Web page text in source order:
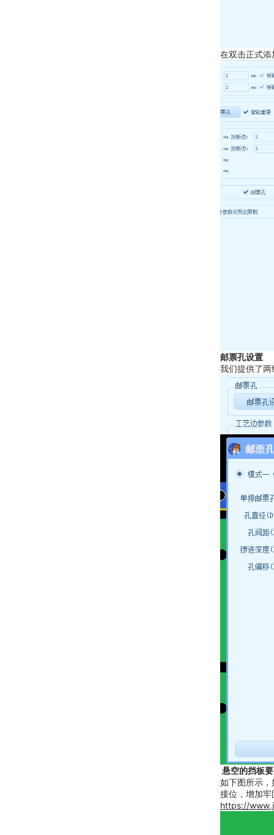
在双击正式
邮票孔设置
我们提供了
悬空的挡板
如下图所示
接位，增加
https://